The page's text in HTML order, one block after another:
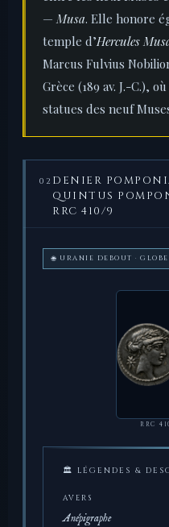
—Musa. Elle honore
temple d’Hercules
Marcus Fulvius
Grèce (189 av. J.-C.),
statues des neuf
02 DENIER
QUINTUS
RRC 410/9
🌐 URANIE DEBOUT ·
RRC
🏛 LÉGENDES &
AVERS
Anépigraphe